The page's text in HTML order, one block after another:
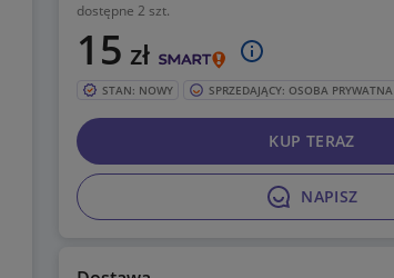
dostępne 2 szt.
15 zł
STAN: NOWY SPRZEDAJĄCY: OSOBA PRYWATNA
NAPISZ
KUP TERAZ